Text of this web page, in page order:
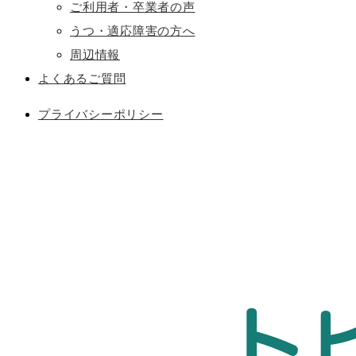
ご利用者・卒業者の声
うつ・適応障害の方へ
周辺情報
よくあるご質問
プライバシーポリシー